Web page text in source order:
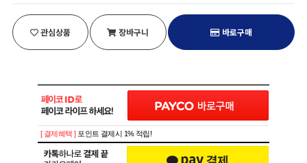
관심상품 장바구니 바로구매
[ 결제혜택 ] 포인트 결제시 1% 적립!